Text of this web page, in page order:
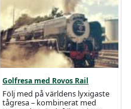
Golfresa med Rovos Rail
Följ med på världens lyxigaste
tågresa – kombinerat med